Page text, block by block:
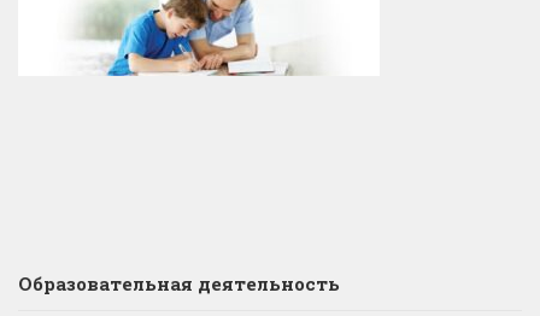
Образовательная деятельность